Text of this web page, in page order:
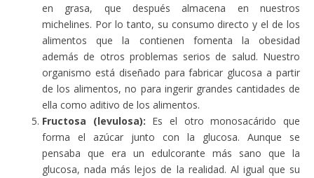
en grasa, que después almacena en nuestros
michelines. Por lo tanto, su consumo directo y el de los
alimentos que la contienen fomenta la obesidad
además de otros problemas serios de salud. Nuestro
organismo está diseñado para fabricar glucosa a partir
de los alimentos, no para ingerir grandes cantidades de
ella como aditivo de los alimentos.
Fructosa (levulosa): Es el otro monosacárido que
forma el azúcar junto con la glucosa. Aunque se
pensaba que era un edulcorante más sano que la
glucosa, nada más lejos de la realidad. Al igual que su